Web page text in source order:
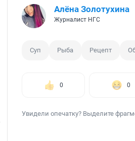
Алёна Золотухина
Журналист НГС
Суп Рыба Рецепт
0 0
Увидели опечатку? Выделите